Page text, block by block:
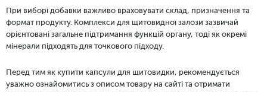
При виборі добавки важливо враховувати склад, призначення та
формат продукту. Комплекси для щитовидної залози зазвичай
орієнтовані загальне підтримання функцій органу, тоді як окремі
мінерали підходять для точкового підходу.
Перед тим як купити капсули для щитовидки, рекомендується
уважно ознайомитись з описом товару на сайті та отримати